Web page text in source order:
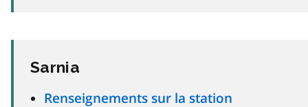
Sarnia
Renseignements sur la station